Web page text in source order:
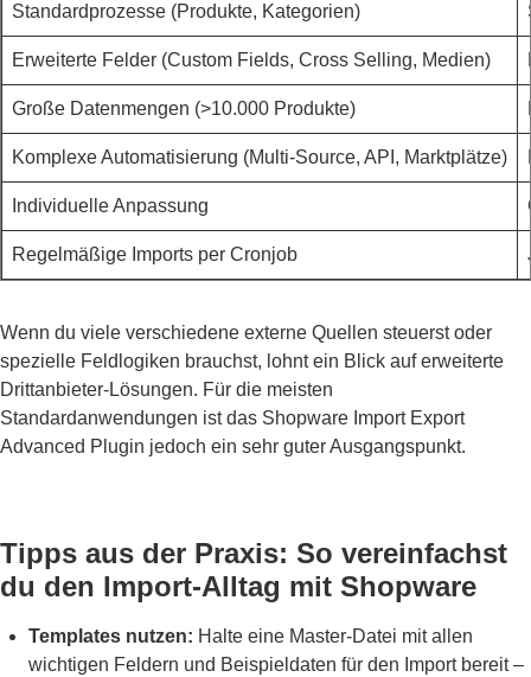
Standardprozesse (Produkte, Kategorien)
Erweiterte Felder (Custom Fields, Cross Selling, Medien)
Große Datenmengen (>10.000 Produkte)
Komplexe Automatisierung (Multi-Source, API, Marktplätze)
Individuelle Anpassung
Regelmäßige Imports per Cronjob
Wenn du viele verschiedene externe Quellen steuerst oder
spezielle Feldlogiken brauchst, lohnt ein Blick auf erweiterte
Drittanbieter-Lösungen. Für die meisten
Standardanwendungen ist das Shopware Import Export
Advanced Plugin jedoch ein sehr guter Ausgangspunkt.
Tipps aus der Praxis: So vereinfachst
du den Import-Alltag mit Shopware
Templates nutzen: Halte eine Master-Datei mit allen
wichtigen Feldern und Beispieldaten für den Import bereit –